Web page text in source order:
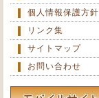
個人情報保護方針
リンク集
サイトマップ
お問い合わせ